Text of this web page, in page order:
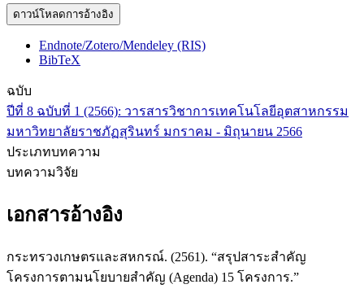
ดาวน์โหลดการอ้างอิง
Endnote/Zotero/Mendeley (RIS)
BibTeX
ฉบับ
ปีที่ 8 ฉบับที่ 1 (2566): วารสารวิชาการเทคโนโลยีอุตสาหกรรม
มหาวิทยาลัยราชภัฏสุรินทร์ มกราคม - มิถุนายน 2566
ประเภทบทความ
บทความวิจัย
เอกสารอ้างอิง
กระทรวงเกษตรและสหกรณ์. (2561). “สรุปสาระสำคัญ
โครงการตามนโยบายสำคัญ (Agenda) 15 โครงการ.”